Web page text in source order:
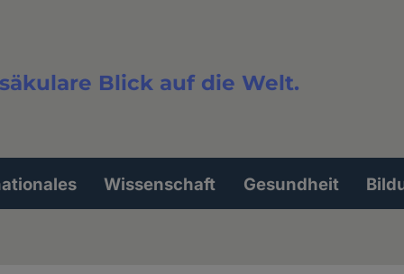
Blick auf die Welt.
Wissenschaft Gesundheit